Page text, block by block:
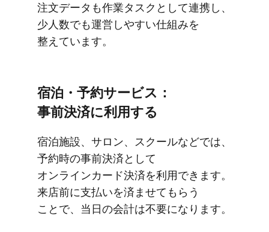
注文データも​作業タスクと​して​連携し、​
少人数でも​運営しやすい​仕組みを​
整えています。
宿泊・予約サービス：
事前決済に​利用する
宿泊施設、​サロン、​スクールなどでは、​
予約時の​事前決済と​して​
オンラインカード決済を​利用できます。​
来店前に​支払いを​済ませて​もらう​
ことで、​当日の​会計は​不要に​なります。